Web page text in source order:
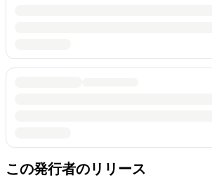
この発行者のリリース